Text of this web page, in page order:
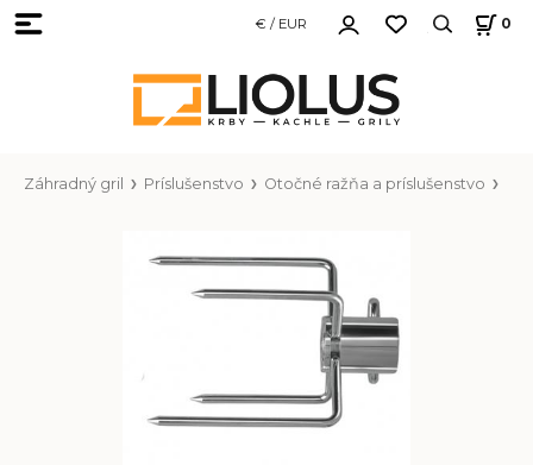
€ / EUR 0
Záhradný gril Príslušenstvo Otočné ražňa a príslušenstvo